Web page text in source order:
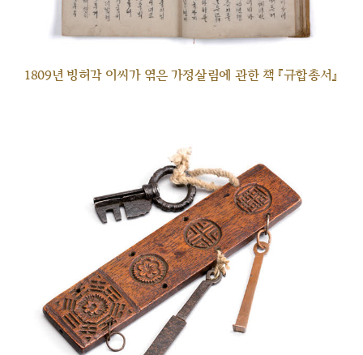
1809년 빙허각 이씨가 엮은 가정살림에 관한 책 『규합총서』